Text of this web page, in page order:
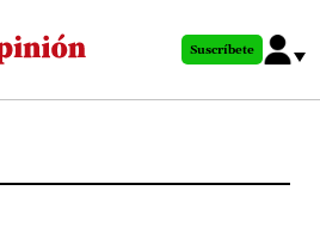
al
principal
Suscríbete